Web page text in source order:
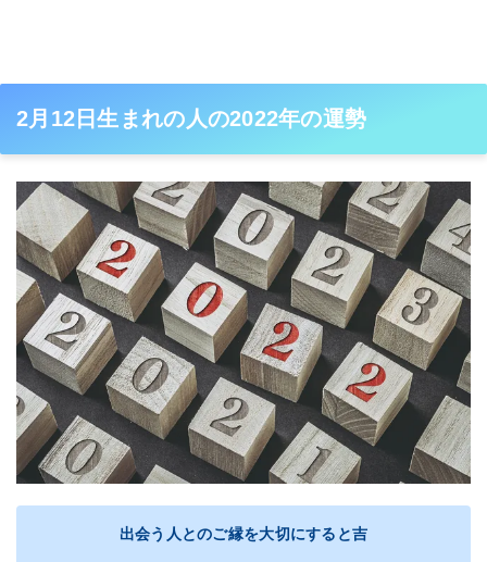
2月12日生まれの人の2022年の運勢
出会う人とのご縁を大切にすると吉